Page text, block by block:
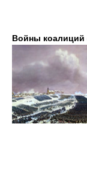
Войны коалиций